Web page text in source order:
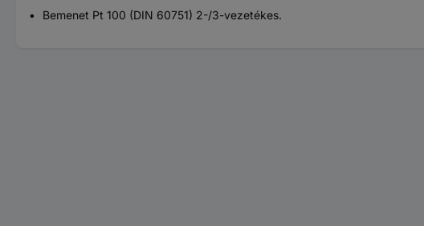
Bemenet Pt 100 (DIN 60751) 2-/3-vezetékes.